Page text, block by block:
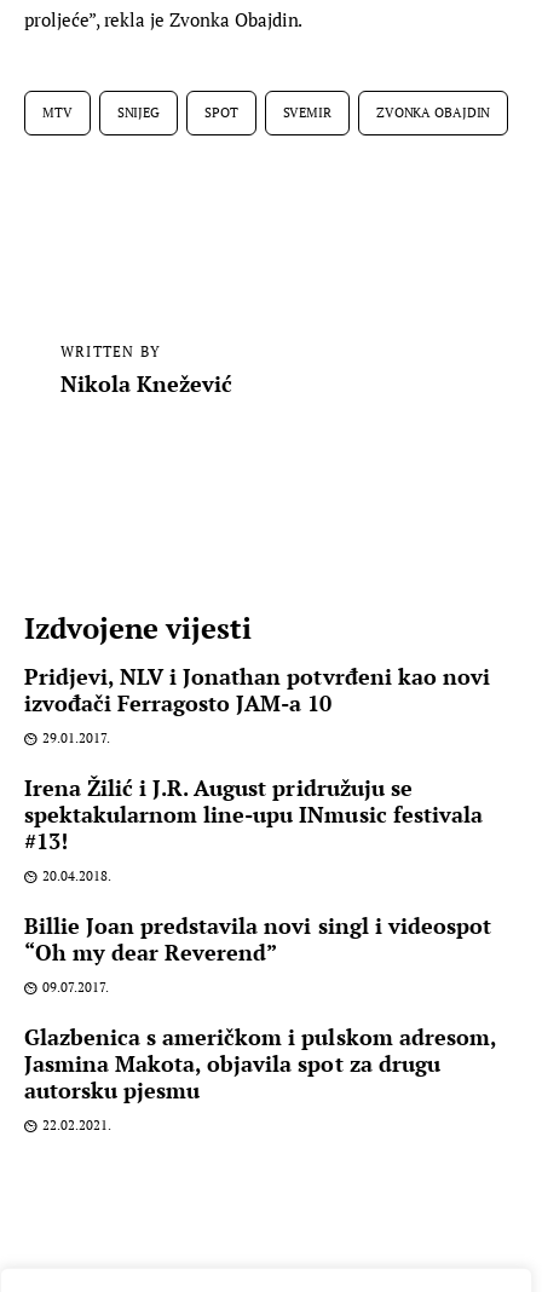
proljeće”, rekla je Zvonka Obajdin.
MTV SNIJEG SPOT SVEMIR ZVONKA OBAJDIN
WRITTEN BY
Nikola Knežević
Izdvojene vijesti
Pridjevi, NLV i Jonathan potvrđeni kao novi
izvođači Ferragosto JAM-a 10
29.01.2017.
Irena Žilić i J.R. August pridružuju se
spektakularnom line-upu INmusic festivala
#13!
20.04.2018.
Billie Joan predstavila novi singl i videospot
“Oh my dear Reverend”
09.07.2017.
Glazbenica s američkom i pulskom adresom,
Jasmina Makota, objavila spot za drugu
autorsku pjesmu
22.02.2021.